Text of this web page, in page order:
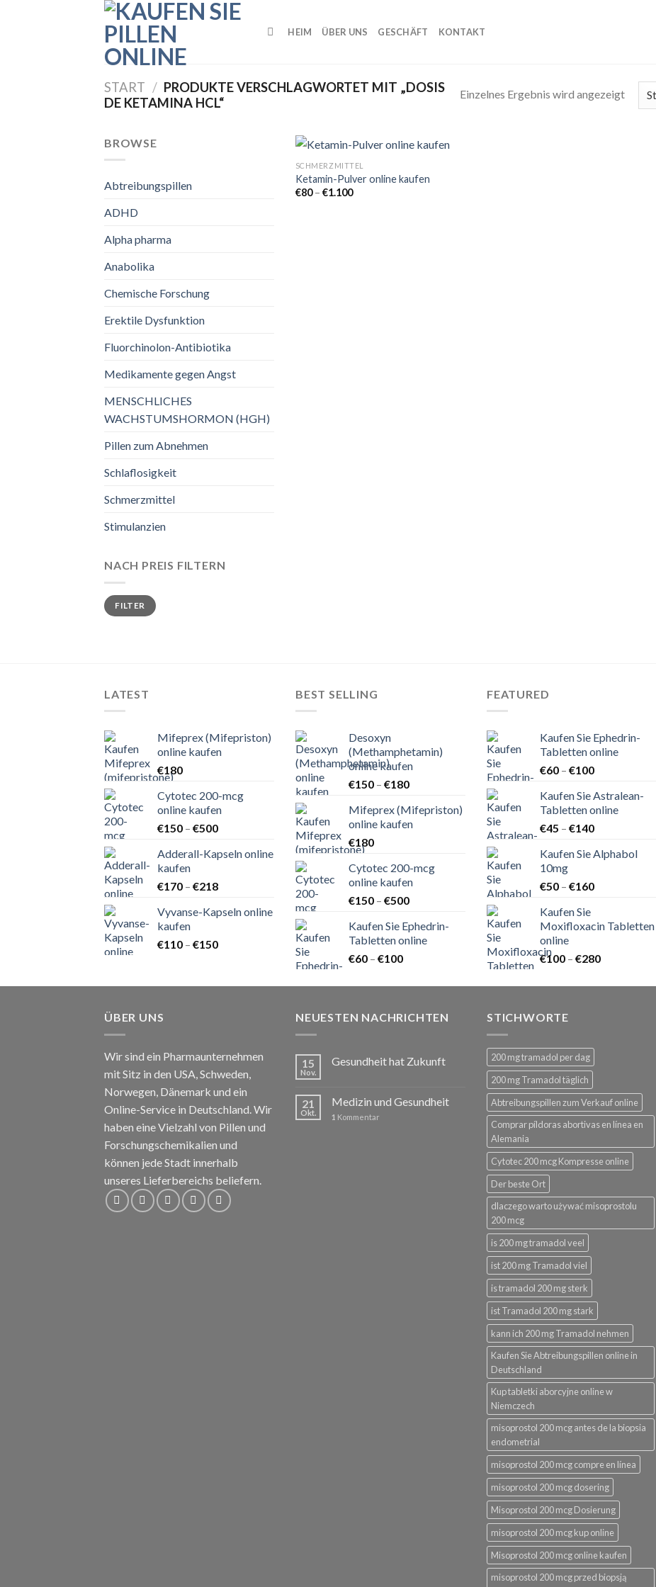
HEIM ÜBER UNS GESCHÄFT KONTAKT
START / PRODUKTE VERSCHLAGWORTET MIT „DOSIS
DE KETAMINA HCL“
Einzelnes Ergebnis wird angezeigt
BROWSE
Abtreibungspillen
ADHD
Alpha pharma
Anabolika
Chemische Forschung
Erektile Dysfunktion
Fluorchinolon-Antibiotika
Medikamente gegen Angst
MENSCHLICHES
WACHSTUMSHORMON (HGH)
Pillen zum Abnehmen
Schlaflosigkeit
Schmerzmittel
Stimulanzien
NACH PREIS FILTERN
Min.
Preis
Max.
PreisFILTER
SCHMERZMITTEL
Ketamin-Pulver online kaufen
€80 – €1.100Preisspanne:
LATEST
Mifeprex (Mifepriston)
online kaufen
€180
Cytotec 200-mcg
online kaufen
€150 – €500Preisspanne:
bis
Adderall-Kapseln online
kaufen
€170 – €218Preisspanne:
bis
Vyvanse-Kapseln online
kaufen
€110 – €150Preisspanne:
€150
BEST SELLING
Desoxyn
(Methamphetamin)
online kaufen
€150 – €180Preisspanne:
bis
€180
Mifeprex (Mifepriston)
online kaufen
€180
Cytotec 200-mcg
online kaufen
€150 – €500Preisspanne:
bis
€500
Kaufen Sie Ephedrin-
Tabletten online
€60 – €100Preisspanne:
bis
FEATURED
Kaufen Sie Ephedrin-
Tabletten online
€60 – €100Preisspanne:
bis
€100
Kaufen Sie Astralean-
Tabletten online
€45 – €140Preisspanne:
bis
Kaufen Sie Alphabol
10mg
€50 – €160Preisspanne:
€160
Kaufen Sie
Moxifloxacin Tabletten
online
€100 – €280Preisspanne:
bis
ÜBER UNS
Wir sind ein Pharmaunternehmen
mit Sitz in den USA, Schweden,
Norwegen, Dänemark und ein
Online-Service in Deutschland. Wir
haben eine Vielzahl von Pillen und
Forschungschemikalien und
können jede Stadt innerhalb
unseres Lieferbereichs beliefern.
NEUESTEN NACHRICHTEN
15
Nov.
Gesundheit hat Zukunft
21
Okt.
Medizin und Gesundheit
1 Kommentar
STICHWORTE
200 mg tramadol per dag
200 mg Tramadol täglich
Abtreibungspillen zum Verkauf online
Comprar píldoras abortivas en línea en
Alemania
Cytotec 200 mcg Kompresse online
Der beste Ort
dlaczego warto używać misoprostolu
200 mcg
is 200 mg tramadol veel
ist 200 mg Tramadol viel
is tramadol 200 mg sterk
ist Tramadol 200 mg stark
kann ich 200 mg Tramadol nehmen
Kaufen Sie Abtreibungspillen online in
Deutschland
Kup tabletki aborcyjne online w
Niemczech
misoprostol 200 mcg antes de la biopsia
endometrial
misoprostol 200 mcg compre en línea
misoprostol 200 mcg dosering
Misoprostol 200 mcg Dosierung
misoprostol 200 mcg kup online
Misoprostol 200 mcg online kaufen
misoprostol 200 mcg przed biopsją